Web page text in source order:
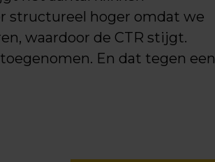
structureel hoger omdat we
waardoor de CTR stijgt.
En dat tegen een